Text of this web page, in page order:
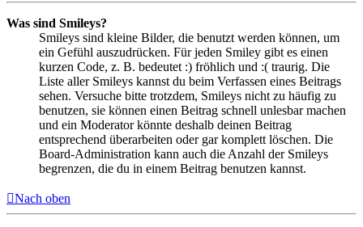
Was sind Smileys?
Smileys sind kleine Bilder, die benutzt werden können, um
ein Gefühl auszudrücken. Für jeden Smiley gibt es einen
kurzen Code, z. B. bedeutet :) fröhlich und :( traurig. Die
Liste aller Smileys kannst du beim Verfassen eines Beitrags
sehen. Versuche bitte trotzdem, Smileys nicht zu häufig zu
benutzen, sie können einen Beitrag schnell unlesbar machen
und ein Moderator könnte deshalb deinen Beitrag
entsprechend überarbeiten oder gar komplett löschen. Die
Board-Administration kann auch die Anzahl der Smileys
begrenzen, die du in einem Beitrag benutzen kannst.
Nach oben